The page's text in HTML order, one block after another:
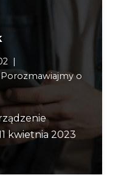
Porozmawiajmy o
kwietnia 2023